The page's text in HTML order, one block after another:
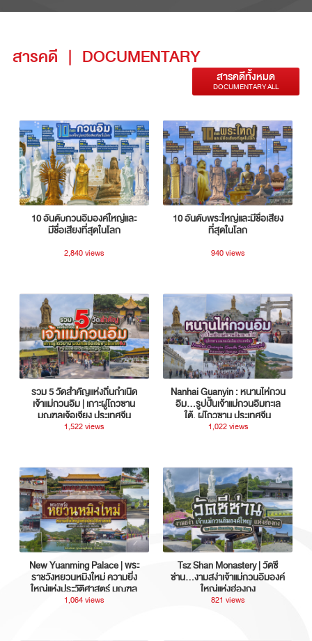
สารคดี | DOCUMENTARY
สารคดีทั้งหมด
DOCUMENTARY ALL
10 อันดับกวนอิมองค์ใหญ่และ
มีชื่อเสียงที่สุดในโลก
2,840 views
10 อันดับพระใหญ่และมีชื่อเสียง
ที่สุดในโลก
940 views
รวม 5 วัดสำคัญแห่งถิ่นกำเนิด
เจ้าแม่กวนอิม | เกาะผู่โถวซาน
มณฑลเจ้อเจียง ประเทศจีน
1,522 views
Nanhai Guanyin : หนานไห่กวน
อิม...รูปปั้นเจ้าแม่กวนอิมทะเล
ใต้, ผู่โถวซาน ประเทศจีน
1,022 views
New Yuanming Palace | พระ
ราชวังหยวนหมิงใหม่ ความยิ่ง
ใหญ่แห่งประวัติศาสตร์ มณฑล
กวางตุ้ง ประเทศจีน
1,064 views
Tsz Shan Monastery | วัดซี
ซ่าน…งามสง่าเจ้าแม่กวนอิมองค์
ใหญ่แห่งฮ่องกง
821 views